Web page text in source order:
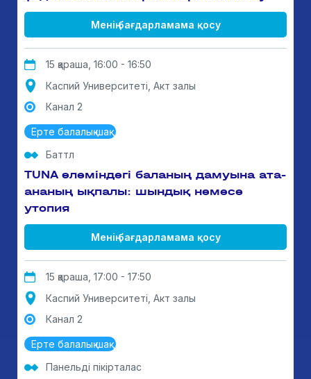
Менің бағдарламама қосу
15 қараша, 16:00 - 16:50
Каспий Университеті, Акт залы
Канал 2
Ерте балалық шақ
Баттл
TUNA әлеміндегі баланың дамуына ата-
ананың ықпалы: шындық немесе
утопия
Менің бағдарламама қосу
15 қараша, 17:00 - 17:50
Каспий Университеті, Акт залы
Канал 2
Ерте балалық шақ
Панельді пікірталас